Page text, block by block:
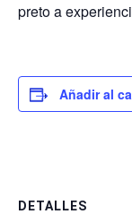
preto a
Añadir al
DETALLES